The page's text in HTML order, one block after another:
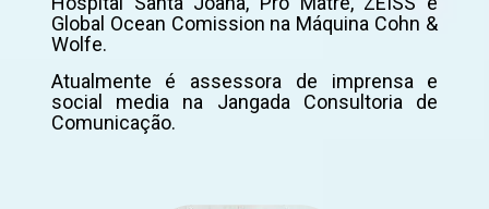
Global Ocean Comission na Máquina Cohn &
Wolfe.
Atualmente é assessora de imprensa e
social media na Jangada Consultoria de
Comunicação.